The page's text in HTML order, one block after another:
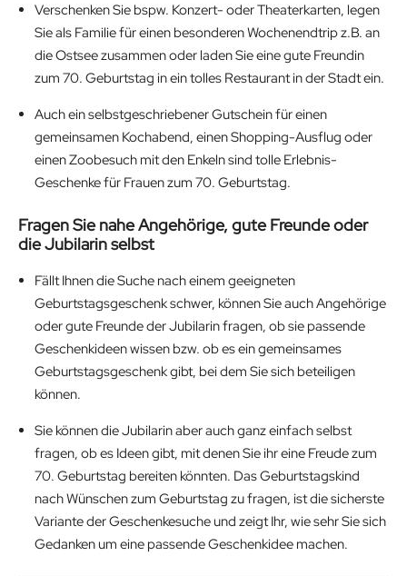
Verschenken Sie bspw. Konzert- oder Theaterkarten, legen
Sie als Familie für einen besonderen Wochenendtrip z.B. an
die Ostsee zusammen oder laden Sie eine gute Freundin
zum 70. Geburtstag in ein tolles Restaurant in der Stadt ein.
Auch ein selbstgeschriebener Gutschein für einen
gemeinsamen Kochabend, einen Shopping-Ausflug oder
einen Zoobesuch mit den Enkeln sind tolle Erlebnis-
Geschenke für Frauen zum 70. Geburtstag.
Fragen Sie nahe Angehörige, gute Freunde oder
die Jubilarin selbst
Fällt Ihnen die Suche nach einem geeigneten
Geburtstagsgeschenk schwer, können Sie auch Angehörige
oder gute Freunde der Jubilarin fragen, ob sie passende
Geschenkideen wissen bzw. ob es ein gemeinsames
Geburtstagsgeschenk gibt, bei dem Sie sich beteiligen
können.
Sie können die Jubilarin aber auch ganz einfach selbst
fragen, ob es Ideen gibt, mit denen Sie ihr eine Freude zum
70. Geburtstag bereiten könnten. Das Geburtstagskind
nach Wünschen zum Geburtstag zu fragen, ist die sicherste
Variante der Geschenkesuche und zeigt Ihr, wie sehr Sie sich
Gedanken um eine passende Geschenkidee machen.